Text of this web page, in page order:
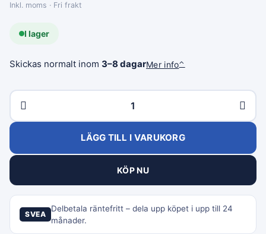
Inkl. moms · Fri frakt
I lager
Skickas normalt inom 3–8 dagarMer info⌃
LÄGG TILL I VARUKORG
KÖP NU
SVEA
Delbetala räntefritt – dela upp köpet i upp till 24
månader.